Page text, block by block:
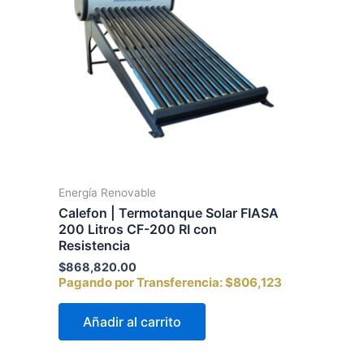
Energía Renovable
Calefon | Termotanque Solar FIASA
200 Litros CF-200 RI con
Resistencia
$868,820.00
Pagando por Transferencia:$806,123
Añadir al carrito